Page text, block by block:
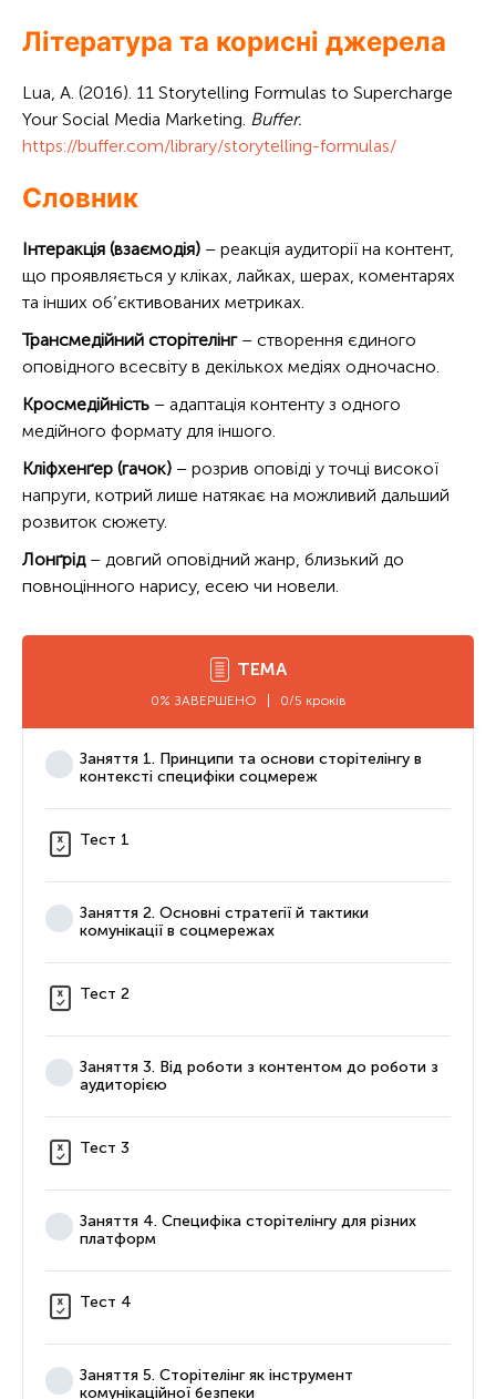
Література та корисні джерела
Lua, A. (2016). 11 Storytelling Formulas to Supercharge
Your Social Media Marketing. Buffer.
https://buffer.com/library/storytelling-formulas/
Словник
Інтеракція (взаємодія) – реакція аудиторії на контент,
що проявляється у кліках, лайках, шерах, коментарях
та інших об’єктивованих метриках.
Трансмедійний сторітелінг– створення єдиного
оповідного всесвіту в декількох медіях одночасно.
Кросмедійність – адаптація контенту з одного
медійного формату для іншого.
Кліфхенґер (гачок) – розрив оповіді у точці високої
напруги, котрий лише натякає на можливий дальший
розвиток сюжету.
Лонґрід– довгий оповідний жанр, близький до
повноцінного нарису, есею чи новели.
ТЕМА
0% ЗАВЕРШЕНО 0/5 кроків
Заняття 1. Принципи та основи сторітелінгу в
контексті специфіки соцмереж
Тест 1
Заняття 2. Основні стратегії й тактики
комунікації в соцмережах
Тест 2
Заняття 3. Від роботи з контентом до роботи з
аудиторією
Тест 3
Заняття 4. Специфіка сторітелінгу для різних
платформ
Тест 4
Заняття 5. Сторітелінг як інструмент
комунікаційної безпеки